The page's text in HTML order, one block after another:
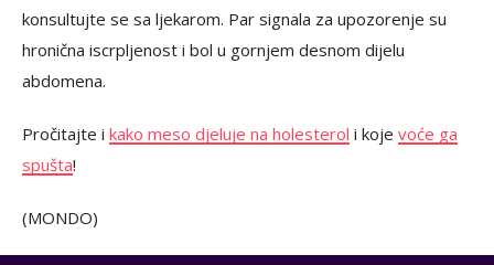
konsultujte se sa ljekarom. Par signala za upozorenje su
hronična iscrpljenost i bol u gornjem desnom dijelu
abdomena.
Pročitajte i kako meso djeluje na holesterol i koje voće ga
spušta!
(MONDO)